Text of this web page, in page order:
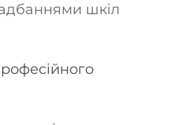
шкіл